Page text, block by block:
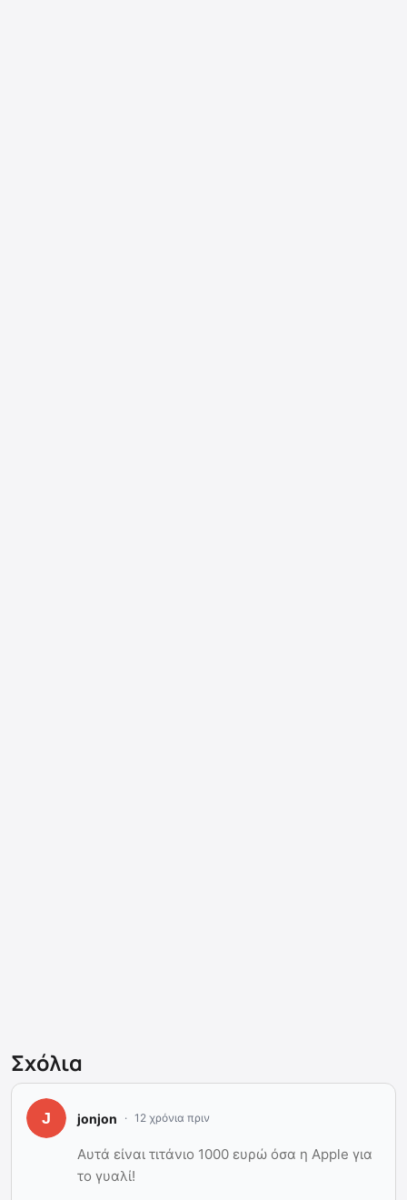
Σχόλια
jonjon 12 χρόνια πριν
Αυτά είναι τιτάνιο 1000 ευρώ όσα η Apple για
το γυαλί!